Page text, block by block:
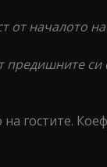
от началото
предишните
гостите.